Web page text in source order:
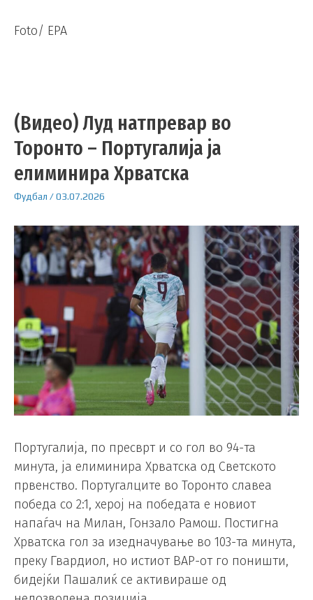
Foto/ EPA
(Видео) Луд натпревар во
Торонто – Португалија ја
елиминира Хрватска
Фудбал /03.07.2026
Португалија, по пресврт и со гол во 94-та
минута, ја елиминира Хрватска од Светското
првенство. Португалците во Торонто славеа
победа со 2:1, херој на победата е новиот
напаѓач на Милан, Гонзало Рамош. Постигна
Хрватска гол за изедначување во 103-та минута,
преку Гвардиол, но истиот ВАР-от го поништи,
бидејќи Пашалиќ се активираше од